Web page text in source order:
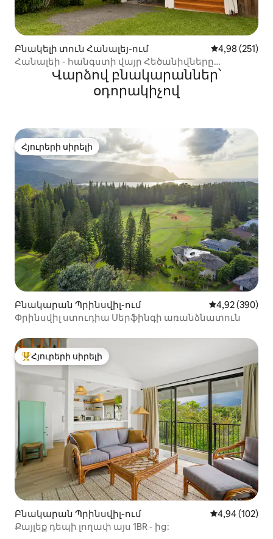
Բնակելի տուն Հանալեյ-ում Միջին
4,98 (251)
Հանալեի - հանգստի վայր Հեծանիվները
ներառված են օդորակիչ
Վարձով բնակարաններ՝
օդորակիչով
Հյուրերի սիրելի
Հյուրերի սիրելի
Բնակարան Պրինսվիլ-ում Միջին
4,92 (390)
Փրինսվիլ ստուդիա Սերֆինգի առանձնատուն
Հյուրերի սիրելի լավագույն տները
Հյուրերի սիրելի
Բնակարան Պրինսվիլ-ում Միջին
4,94 (102)
Քայլեք դեպի լողափ այս 1BR - ից: